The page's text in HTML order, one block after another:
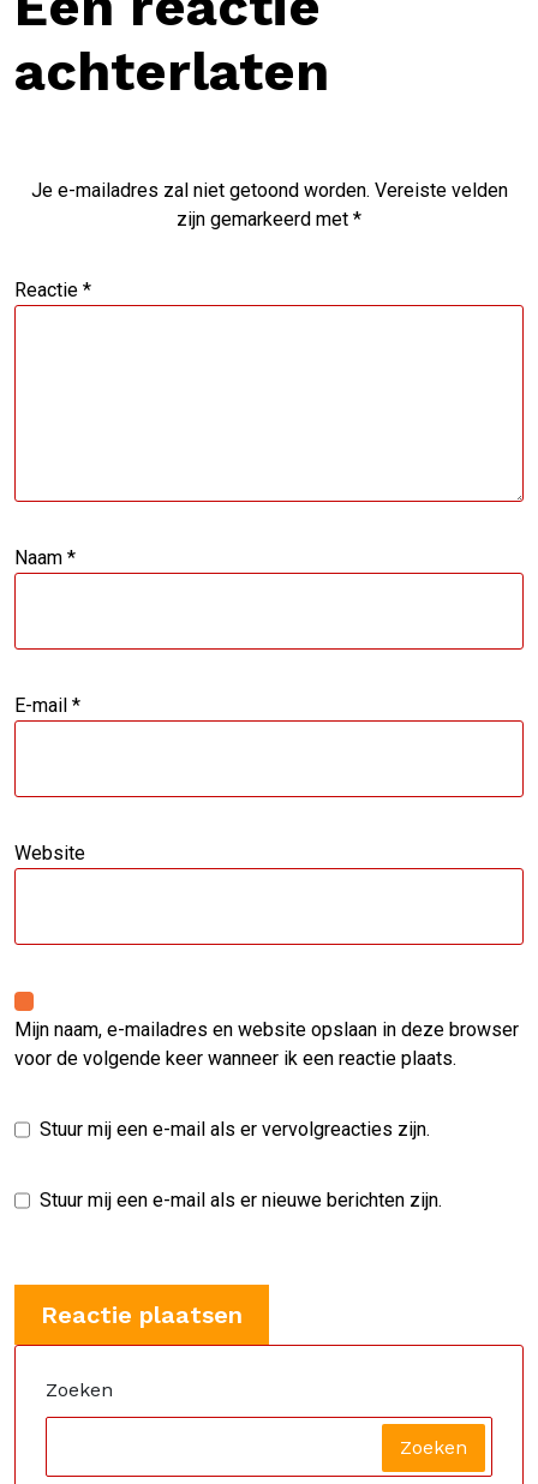
achterlaten
Je e-mailadres zal niet getoond worden. Vereiste velden
zijn gemarkeerd met *
Reactie *
Naam *
E-mail *
Website
Mijn naam, e-mailadres en website opslaan in deze browser
voor de volgende keer wanneer ik een reactie plaats.
Stuur mij een e-mail als er vervolgreacties zijn.
Stuur mij een e-mail als er nieuwe berichten zijn.
Zoeken
Zoeken